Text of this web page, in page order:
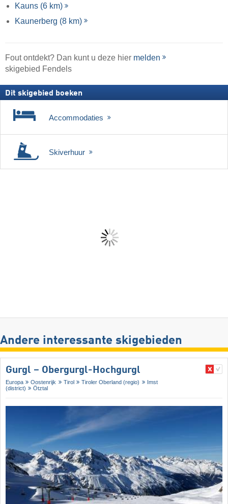
Kauns (6 km)
Kaunerberg (8 km)
Fout ontdekt? Dan kunt u deze hier melden
skigebied Fendels
Dit skigebied boeken
Accommodaties
Skiverhuur
Andere interessante skigebieden
Gurgl – Obergurgl-Hochgurgl
Europa Oostenrijk Tirol Tiroler Oberland (regio)
Imst
(district)
Ötztal